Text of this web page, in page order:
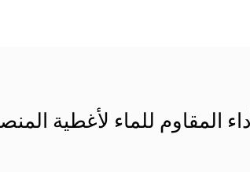
المقاوم للماء لأغطية